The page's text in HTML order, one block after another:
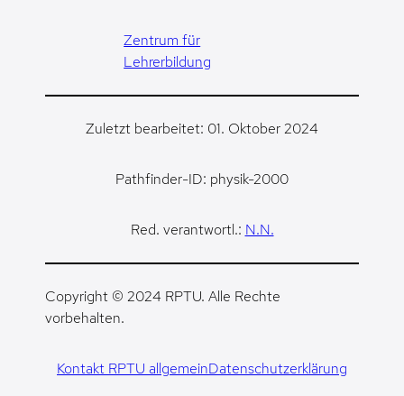
Zentrum für
Lehrerbildung
Zuletzt bearbeitet: 01. Oktober 2024
Pathfinder-ID: physik-2000
Red. verantwortl.: N.N.
Copyright © 2024 RPTU. Alle Rechte
vorbehalten.
Kontakt RPTU allgemeinDatenschutzerklärung